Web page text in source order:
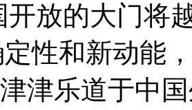
开放的大门将
性和新动能
津乐道于中